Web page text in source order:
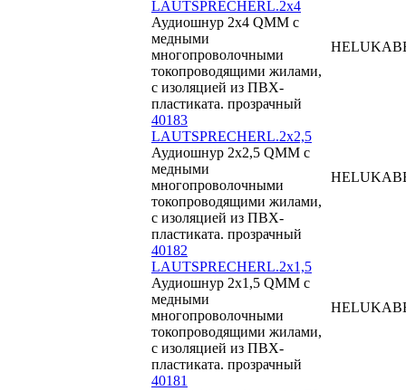
LAUTSPRECHERL.2x4
Аудиошнур 2x4 QMM с
медными
многопроволочными
токопроводящими жилами,
с изоляцией из ПВХ-
пластиката. прозрачный
40183
LAUTSPRECHERL.2x2,5
Аудиошнур 2x2,5 QMM с
медными
многопроволочными
токопроводящими жилами,
с изоляцией из ПВХ-
пластиката. прозрачный
40182
LAUTSPRECHERL.2x1,5
Аудиошнур 2x1,5 QMM с
медными
многопроволочными
токопроводящими жилами,
с изоляцией из ПВХ-
пластиката. прозрачный
40181